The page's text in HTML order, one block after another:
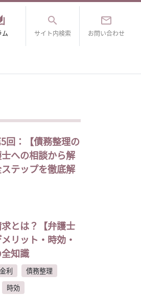
ム
search
サイト内検索
mail_outline
お問い合わせ
回：【債務整理の
への相談から解
テップを徹底解
とは？【弁護士
リット・時効・
知識
利
債務整理
時効